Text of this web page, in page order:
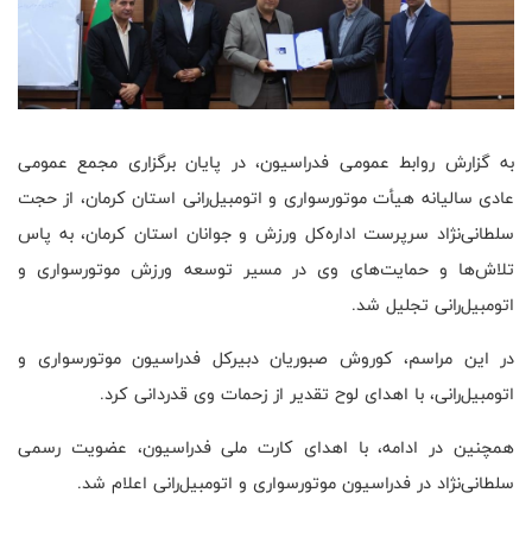
به گزارش روابط عمومی فدراسیون، در پایان برگزاری مجمع عمومی
عادی سالیانه هیأت موتورسواری و اتومبیل‌رانی استان کرمان، از حجت
سلطانی‌نژاد سرپرست اداره‌کل ورزش و جوانان استان کرمان، به پاس
تلاش‌ها و حمایت‌های وی در مسیر توسعه ورزش موتورسواری و
اتومبیل‌رانی تجلیل شد.
در این مراسم، کوروش صبوریان دبیرکل فدراسیون موتورسواری و
اتومبیل‌رانی، با اهدای لوح تقدیر از زحمات وی قدردانی کرد.
همچنین در ادامه، با اهدای کارت ملی فدراسیون، عضویت رسمی
سلطانی‌نژاد در فدراسیون موتورسواری و اتومبیل‌رانی اعلام شد.⁩